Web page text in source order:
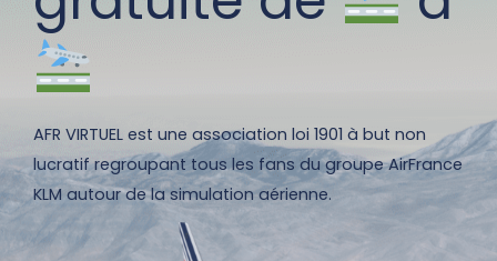
AFR VIRTUEL est une association loi 1901 à but non
lucratif regroupant tous les fans du groupe AirFrance
KLM autour de la simulation aérienne.